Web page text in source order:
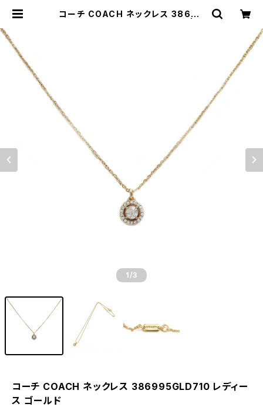
コーチ COACH ネックレス 38699
1 /3
コーチ COACH ネックレス 386995GLD710 レディー
ス ゴールド